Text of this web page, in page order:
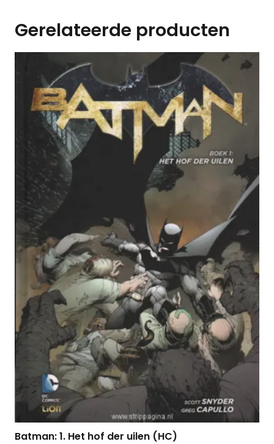
Gerelateerde producten
Batman: 1. Het hof der uilen (HC)